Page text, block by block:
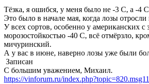
Тёзка, я ошибся, у меня было не -3 С, а -4
Это было в начале мая, когда лозы отросли
У всех сортов, особенно у американских с
морозостойкостью -40 С, всё отмёрзло,
мичуринский.
А у вас в июне, наверно лозы уже были
Записан
С большим уважением, Михаил.
https://vinforum.ru/